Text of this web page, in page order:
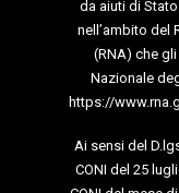
da aiuti di
nell’ambito del
(RNA) che
Nazionale
https://
Ai sensi del
CONI del 25